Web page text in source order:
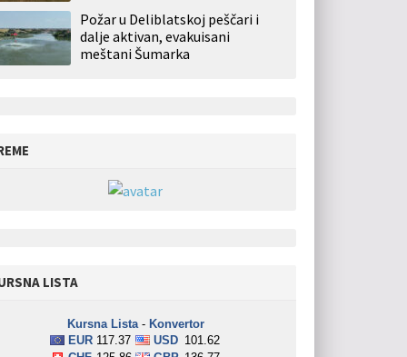
Požar u Deliblatskoj peščari i
dalje aktivan, evakuisani
meštani Šumarka
LISTA